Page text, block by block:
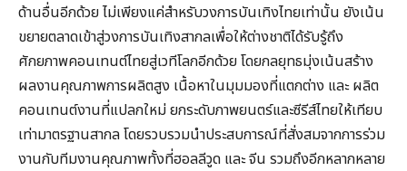
ด้านอื่นอีกด้วย ไม่เพียงแค่สำหรับวงการบันเทิงไทยเท่านั้น ยังเน้น
ขยายตลาดเข้าสู่วงการบันเทิงสากลเพื่อให้ต่างชาติได้รับรู้ถึง
ศักยภาพคอนเทนต์ไทยสู่เวทีโลกอีกด้วย โดยกลยุทธมุ่งเน้นสร้าง
ผลงานคุณภาพการผลิตสูง เนื้อหาในมุมมองที่แตกต่าง และ ผลิต
คอนเทนต์งานที่แปลกใหม่ ยกระดับภาพยนตร์และซีรีส์ไทยให้เทียบ
เท่ามาตรฐานสากล โดยรวบรวมนำประสบการณ์ที่สั่งสมจากการร่วม
งานกับทีมงานคุณภาพทั้งที่ฮอลลีวูด และ จีน รวมถึงอีกหลากหลาย